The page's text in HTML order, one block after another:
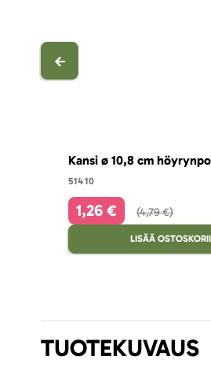
Kansi ø 10,8 cm
51410
1,26 € 4,79 €
LISÄÄ
TUOTEKUVAUS